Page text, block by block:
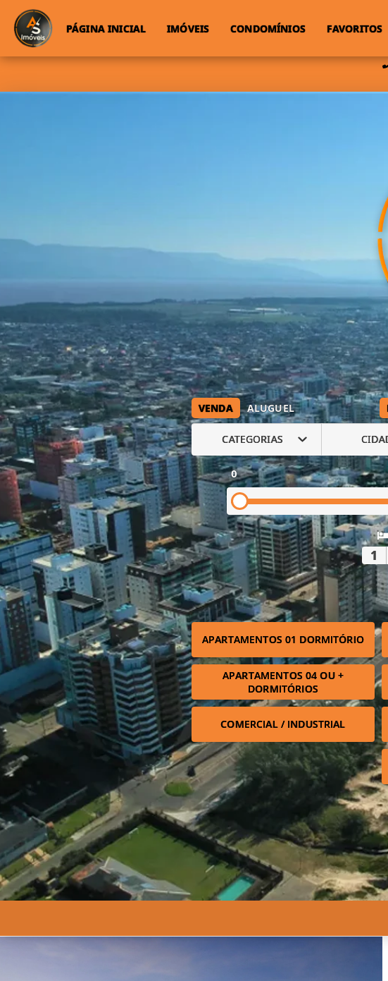
PÁGINA INICIAL IMÓVEIS CONDOMÍNIOS FAVORITOS
VENDA ALUGUEL
CATEGORIAS
0
1
APARTAMENTOS 01 DORMITÓRIO
APARTAMENTOS 04 OU +
DORMITÓRIOS
COMERCIAL / INDUSTRIAL